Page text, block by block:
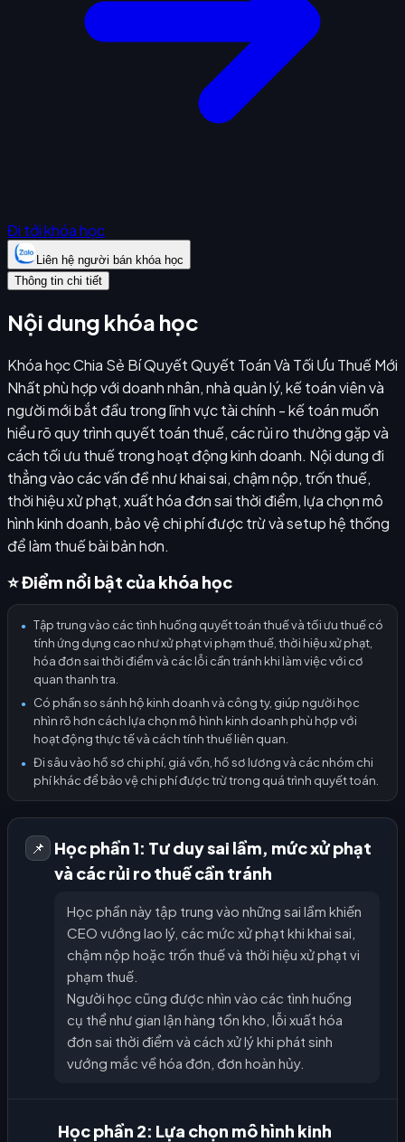
Đi tới khóa học
Liên hệ người bán khóa học
Thông tin chi tiết
Nội dung khóa học
Khóa học Chia Sẻ Bí Quyết Quyết Toán Và Tối Ưu Thuế Mới
Nhất phù hợp với doanh nhân, nhà quản lý, kế toán viên và
người mới bắt đầu trong lĩnh vực tài chính - kế toán muốn
hiểu rõ quy trình quyết toán thuế, các rủi ro thường gặp và
cách tối ưu thuế trong hoạt động kinh doanh. Nội dung đi
thẳng vào các vấn đề như khai sai, chậm nộp, trốn thuế,
thời hiệu xử phạt, xuất hóa đơn sai thời điểm, lựa chọn mô
hình kinh doanh, bảo vệ chi phí được trừ và setup hệ thống
để làm thuế bài bản hơn.
⭐ Điểm nổi bật của khóa học
●
Tập trung vào các tình huống quyết toán thuế và tối ưu thuế có
tính ứng dụng cao như xử phạt vi phạm thuế, thời hiệu xử phạt,
hóa đơn sai thời điểm và các lỗi cần tránh khi làm việc với cơ
quan thanh tra.
●
Có phần so sánh hộ kinh doanh và công ty, giúp người học
nhìn rõ hơn cách lựa chọn mô hình kinh doanh phù hợp với
hoạt động thực tế và cách tính thuế liên quan.
●
Đi sâu vào hồ sơ chi phí, giá vốn, hồ sơ lương và các nhóm chi
phí khác để bảo vệ chi phí được trừ trong quá trình quyết toán.
📌
Học phần 1: Tư duy sai lầm, mức xử phạt
và các rủi ro thuế cần tránh
Học phần này tập trung vào những sai lầm khiến
CEO vướng lao lý, các mức xử phạt khi khai sai,
chậm nộp hoặc trốn thuế và thời hiệu xử phạt vi
phạm thuế.
Người học cũng được nhìn vào các tình huống
cụ thể như gian lận hàng tồn kho, lỗi xuất hóa
đơn sai thời điểm và cách xử lý khi phát sinh
vướng mắc về hóa đơn, đơn hoàn hủy.
Học phần 2: Lựa chọn mô hình kinh